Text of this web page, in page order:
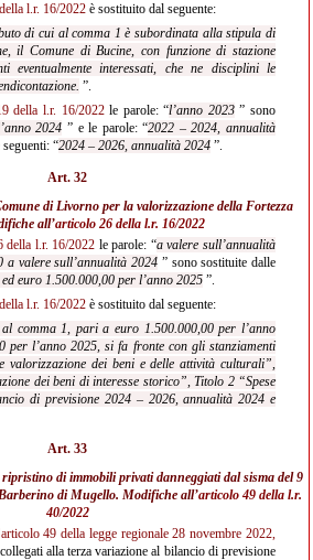
l.r. 16/2022 è sostituito dal seguente:
di cui al comma 1 è subordinata alla stipula di
il Comune di Bucine, con funzione di stazione
eventualmente interessati, che ne disciplini le
”.
della l.r. 16/2022le parole: “l’anno 2023” sono
2024 ” e le parole: “2022 – 2024, annualità
“2024 – 2026, annualità 2024 ”.
Art. 32
di Livorno per la valorizzazione della Fortezza
all’articolo 26 della l.r. 16/2022
della l.r. 16/2022 le parole: “a valere sull’annualità
a valere sull’annualità 2024 ” sono sostituite dalle
euro 1.500.000,00 per l’anno 2025 ”.
l.r. 16/2022 è sostituito dal seguente:
comma 1, pari a euro 1.500.000,00 per l’anno
per l’anno 2025, si fa fronte con gli stanziamenti
valorizzazione dei beni e delle attività culturali”,
dei beni di interesse storico”, Titolo 2 “Spese
di previsione 2024 – 2026, annualità 2024 e
Art. 33
di immobili privati danneggiati dal sisma del 9
di Mugello. Modifiche all’articolo 49 della l.r.
40/2022
49 della legge regionale 28 novembre 2022,
alla terza variazione al bilancio di previsione